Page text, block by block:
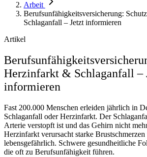
Arbeit
Berufsunfähigkeitsversicherung:
Schlaganfall – Jetzt informieren
Artikel
Herzinfarkt & Schlaganfall –
informieren
Fast 200.000 Menschen erleiden jährlich in
Schlaganfall oder Herzinfarkt. Der
Arterie verstopft ist und das Gehirn nicht
Herzinfarkt verursacht starke Brustschmerzen
lebensgefährlich. Schwere gesundheitliche
die oft zu Berufsunfähigkeit führen.